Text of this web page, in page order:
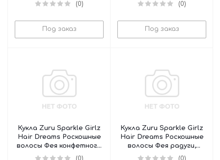
(0)
Под заказ
(0)
Под заказ
Кукла Zuru Sparkle Girlz
Hair Dreams Роскошные
волосы Фея конфетного
цветка, 100313
(0)
Кукла Zuru Sparkle Girlz
Hair Dreams Роскошные
волосы Фея радуги,
100313
(0)